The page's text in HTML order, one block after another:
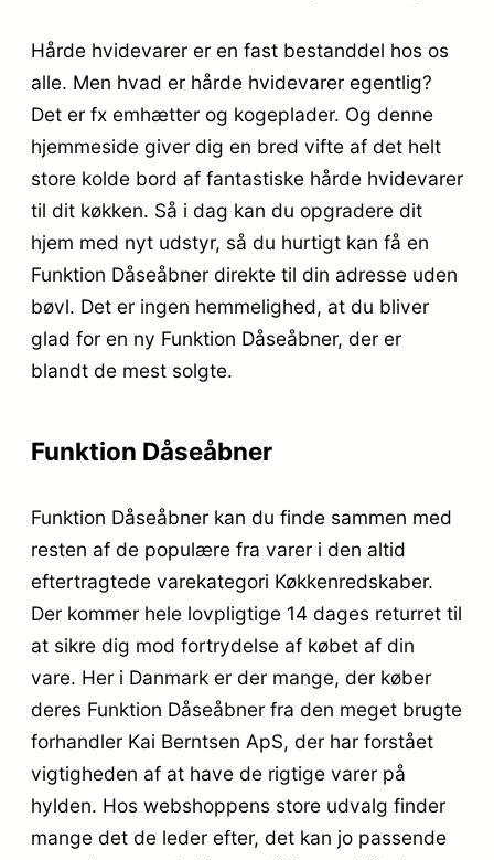
Hårde hvidevarer er en fast bestanddel hos os
alle. Men hvad er hårde hvidevarer egentlig?
Det er fx emhætter og kogeplader. Og denne
hjemmeside giver dig en bred vifte af det helt
store kolde bord af fantastiske hårde hvidevarer
til dit køkken. Så i dag kan du opgradere dit
hjem med nyt udstyr, så du hurtigt kan få en
Funktion Dåseåbner direkte til din adresse uden
bøvl. Det er ingen hemmelighed, at du bliver
glad for en ny Funktion Dåseåbner, der er
blandt de mest solgte.
Funktion Dåseåbner
Funktion Dåseåbner kan du finde sammen med
resten af de populære fra varer i den altid
eftertragtede varekategori Køkkenredskaber.
Der kommer hele lovpligtige 14 dages returret til
at sikre dig mod fortrydelse af købet af din
vare. Her i Danmark er der mange, der køber
deres Funktion Dåseåbner fra den meget brugte
forhandler Kai Berntsen ApS, der har forstået
vigtigheden af at have de rigtige varer på
hylden. Hos webshoppens store udvalg finder
mange det de leder efter, det kan jo passende